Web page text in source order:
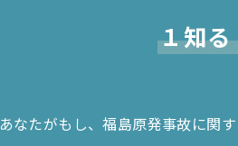
１知
あなたがもし、福島原発事故に関